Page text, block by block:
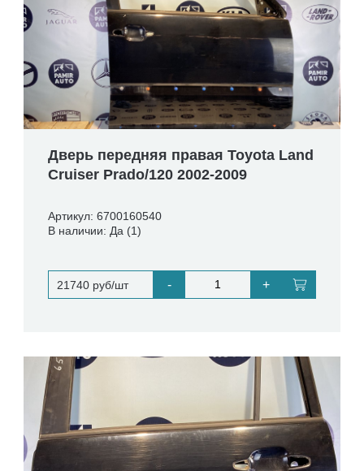
Дверь передняя правая Toyota Land
Cruiser Prado/120 2002-2009
Артикул: 6700160540
В наличии: Да (1)
21740 руб/шт - +